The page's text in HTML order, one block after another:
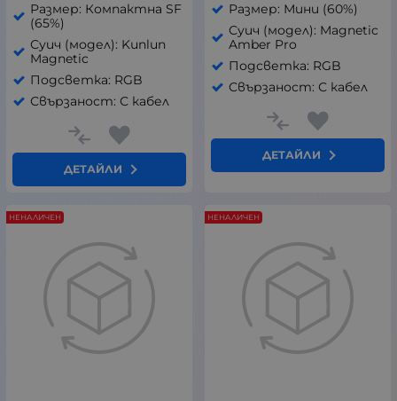
Размер: Компактна SF
(65%)
Суич (модел): Kunlun
Magnetic
Подсветка: RGB
Свързаност: С кабел
ДЕТАЙЛИ
Размер: Мини (60%)
Суич (модел): Magnetic
Amber Pro
Подсветка: RGB
Свързаност: С кабел
ДЕТАЙЛИ
НЕНАЛИЧЕН НЕНАЛИЧЕН